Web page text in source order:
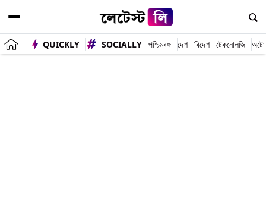
QUICKLY SOCIALLY পশ্চিমবঙ্গ দেশ বিদেশ টেকনোলজি অটো